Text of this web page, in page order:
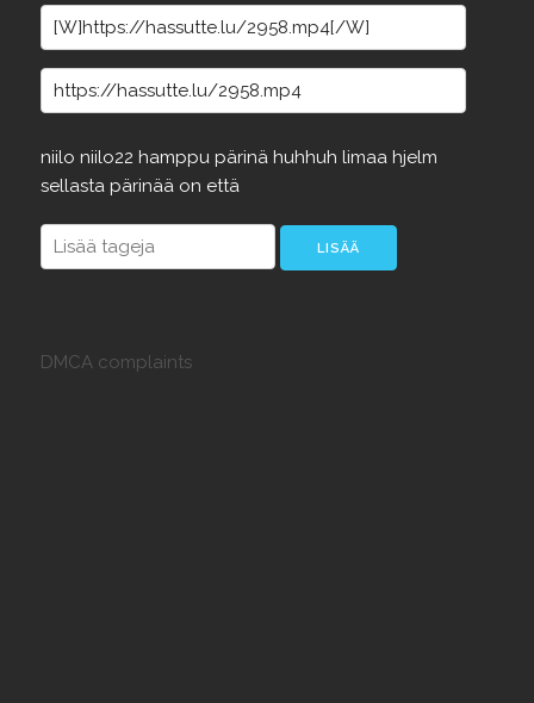
niilo niilo22 hamppu pärinä huhhuh limaa hjelm
sellasta pärinää on että
DMCA complaints